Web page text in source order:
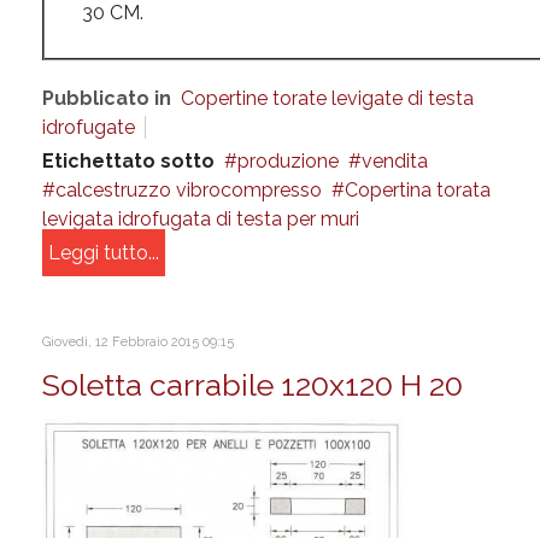
30 CM.
Pubblicato in Copertine torate levigate di testa
idrofugate
Etichettato sotto
produzione
vendita
calcestruzzo vibrocompresso
Copertina torata
levigata idrofugata di testa per muri
Leggi tutto...
Giovedì, 12 Febbraio 2015 09:15
Soletta carrabile 120x120 H 20